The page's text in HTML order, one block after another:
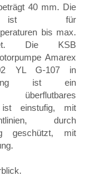
40 mm. Die
ist für
bis max.
Die KSB
Amarex
YL G-107 in
ist ein
ist einstufig, mit
durch
geschützt, mit